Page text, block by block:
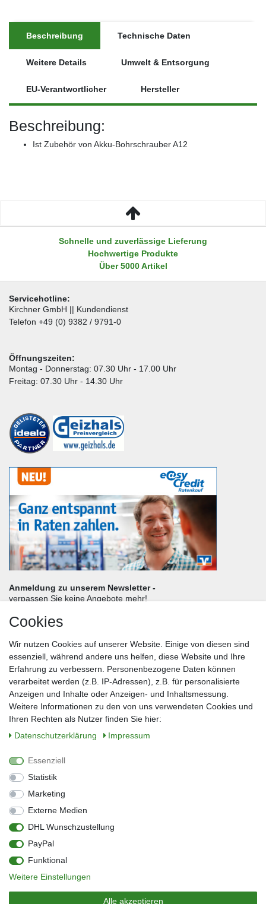
Beschreibung Technische Daten
Weitere Details Umwelt & Entsorgung
EU-Verantwortlicher Hersteller
Beschreibung:
Ist Zubehör von Akku-Bohrschrauber A12
Schnelle und zuverlässige Lieferung
Hochwertige Produkte
Über 5000 Artikel
Servicehotline:
Kirchner GmbH || Kundendienst
Telefon +49 (0) 9382 / 9791-0
Öffnungszeiten:
Montag - Donnerstag: 07.30 Uhr - 17.00 Uhr
Freitag: 07.30 Uhr - 14.30 Uhr
Anmeldung zu unserem Newsletter -
verpassen Sie keine Angebote mehr!
Nachname*
E-Mail*
Sie können den Newsletter jederzeit kostenlos abbestellen.
** gilt für Lieferungen innerhalb Deutschlands, Lieferzeiten für andere Länder
entnehmen Sie bitte der Schaltfläche mit den Versandinformationen
Widerrufs­recht
Kontakt
Barrierefreiheitserklärung
Zahlung & Versand
Vertrag widerrufen
© Copyright 2026 | Alle Rechte vorbehalten.
Cookies
Wir nutzen Cookies auf unserer Website. Einige von diesen sind
essenziell, während andere uns helfen, diese Website und Ihre
Erfahrung zu verbessern. Personenbezogene Daten können
verarbeitet werden (z.B. IP-Adressen), z.B. für personalisierte
Anzeigen und Inhalte oder Anzeigen- und Inhaltsmessung.
Weitere Informationen zu den von uns verwendeten Cookies und
Ihren Rechten als Nutzer finden Sie hier:
Daten­schutz­erklärung
Impressum
Essenziell
Statistik
Marketing
Externe Medien
DHL Wunschzustellung
PayPal
Funktional
Weitere Einstellungen
Alle akzeptieren